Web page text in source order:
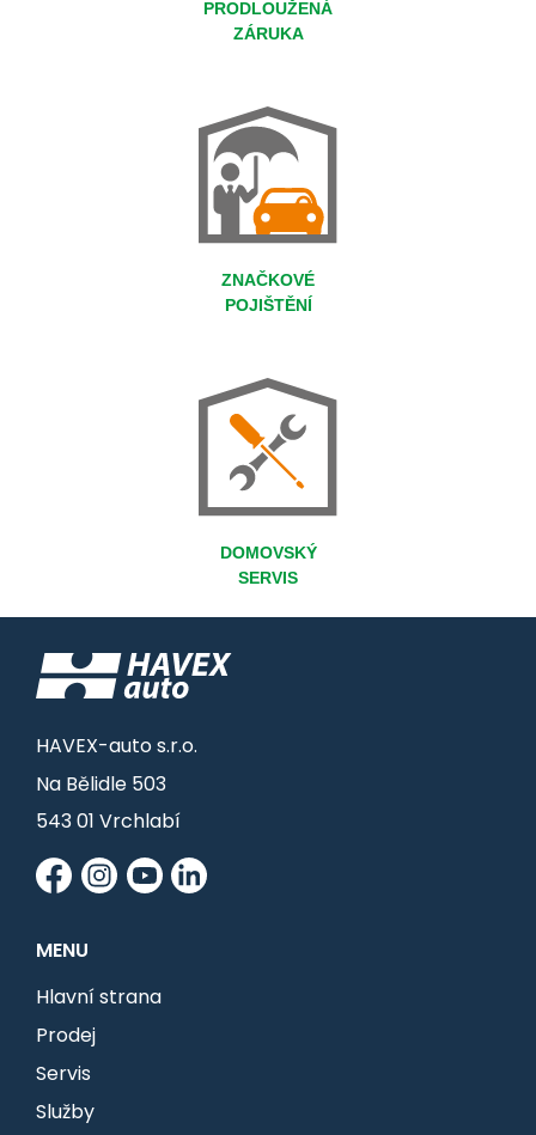
PRODLOUŽENÁ
ZÁRUKA
ZNAČKOVÉ
POJIŠTĚNÍ
DOMOVSKÝ
SERVIS
HAVEX-auto s.r.o.
Na Bělidle 503
543 01 Vrchlabí
MENU
Hlavní strana
Prodej
Servis
Služby